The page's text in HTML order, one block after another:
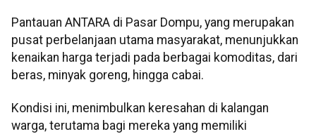
Pantauan ANTARA di Pasar Dompu, yang merupakan
pusat perbelanjaan utama masyarakat, menunjukkan
kenaikan harga terjadi pada berbagai komoditas, dari
beras, minyak goreng, hingga cabai.
Kondisi ini, menimbulkan keresahan di kalangan
warga, terutama bagi mereka yang memiliki